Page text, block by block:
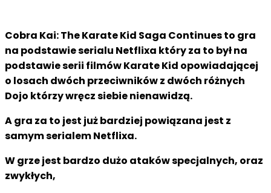
Cobra Kai: The Karate Kid Saga Continues to gra
na podstawie serialu Netflixa który za to był na
podstawie serii filmów Karate Kid opowiadającej
o losach dwóch przeciwników z dwóch różnych
Dojo którzy wręcz siebie nienawidzą.
A gra za to jest już bardziej powiązana jest z
samym serialem Netflixa.
W grze jest bardzo dużo ataków specjalnych, oraz
zwykłych,